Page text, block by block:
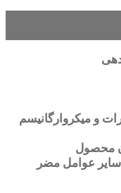
و میکروارگانیسم
محصول
عوامل مضر